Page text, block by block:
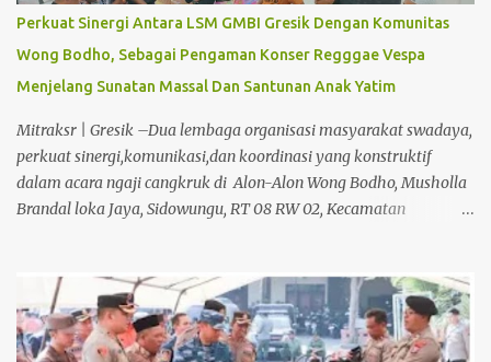
menambah referensi belajar anak di rumah dengan membeli
buku atau bahan ajar tertentu, hal tersebut merupakan hak
pribadi orang tua dan bukan kebijakan sekolah. ‎ Menurut
Badriyah, informasi yang menyebut sekolah mewajibkan
Perkuat Sinergi Antara LSM GMBI Gresik Dengan Komunitas
Wong Bodho, Sebagai Pengaman Konser Regggae Vespa
Menjelang Sunatan Massal Dan Santunan Anak Yatim
Mitraksr | Gresik –Dua lembaga organisasi masyarakat swadaya,
perkuat sinergi,komunikasi,dan koordinasi yang konstruktif
dalam acara ngaji cangkruk di Alon-Alon Wong Bodho, Musholla
Brandal loka Jaya, Sidowungu, RT 08 RW 02, Kecamatan
dihadiri Ketua LSM GMBI Distrik Gresik Muhammad Hudin.S.Pd
bersama jajaran KSM LSM GMBI dan anggota yang di terima
langsung Oleh pendiri Wong Bodho H.Shukoiri. Pertemuan ini